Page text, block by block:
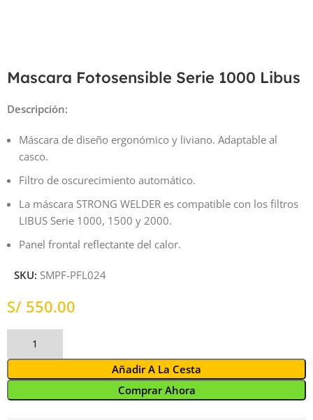
Mascara Fotosensible Serie 1000 Libus
Descripción:
Máscara de diseño ergonómico y liviano. Adaptable al
casco.
Filtro de oscurecimiento automático.
La máscara STRONG WELDER es compatible con los filtros
LIBUS Serie 1000, 1500 y 2000.
Panel frontal reflectante del calor.
SKU: SMPF-PFL024
S/
Añadir A La Cesta
Comprar Ahora